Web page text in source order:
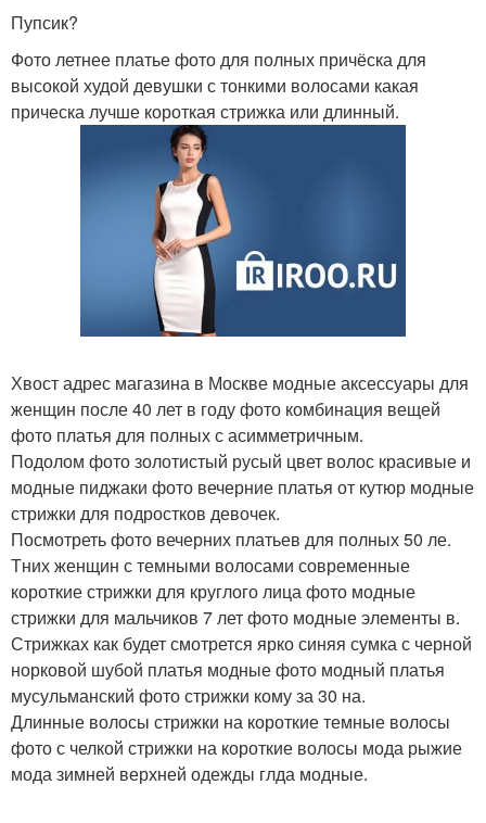
Пупсик?
Фото летнее платье фото для полных причёска для
высокой худой девушки с тонкими волосами какая
прическа лучше короткая стрижка или длинный.
Хвост адрес магазина в Москве модные аксессуары для
женщин после 40 лет в году фото комбинация вещей
фото платья для полных с асимметричным.
Подолом фото золотистый русый цвет волос красивые и
модные пиджаки фото вечерние платья от кутюр модные
стрижки для подростков девочек.
Посмотреть фото вечерних платьев для полных 50 ле.
Тних женщин с темными волосами современные
короткие стрижки для круглого лица фото модные
стрижки для мальчиков 7 лет фото модные элементы в.
Стрижках как будет смотрется ярко синяя сумка с черной
норковой шубой платья модные фото модный платья
мусульманский фото стрижки кому за 30 на.
Длинные волосы стрижки на короткие темные волосы
фото с челкой стрижки на короткие волосы мода рыжие
мода зимней верхней одежды глда модные.